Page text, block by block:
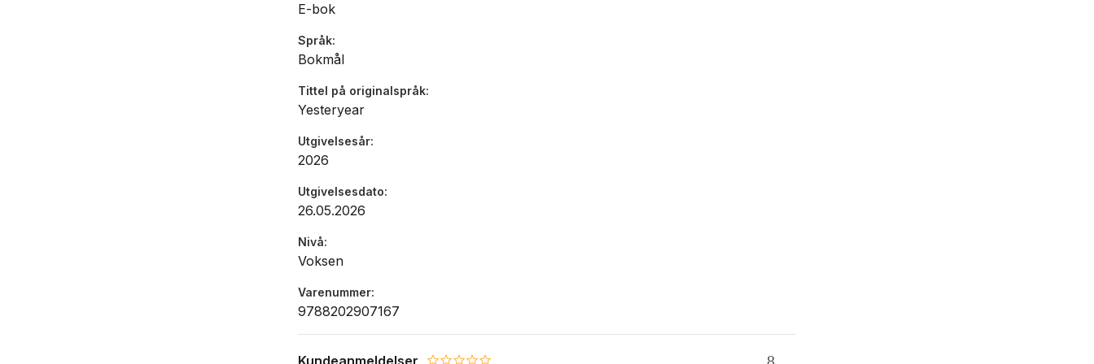
E-bok
Språk
Bokmål
Tittel på originalspråk
Yesteryear
Utgivelsesår
2026
Utgivelsesdato
26.05.2026
Nivå
Voksen
Varenummer
9788202907167